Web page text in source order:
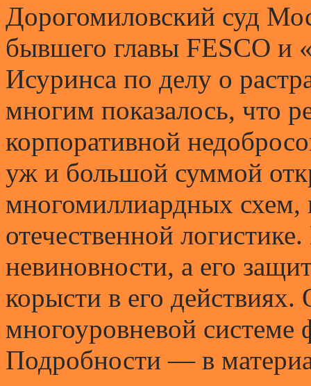
Дорогомиловский суд
бывшего главы FESCO и
Исуринса по делу о
многим показалось, что
корпоративной
уж и большой суммой
многомиллиардных схем,
отечественной
невиновности, а его
корысти в его
многоуровневой системе
Подробности — в